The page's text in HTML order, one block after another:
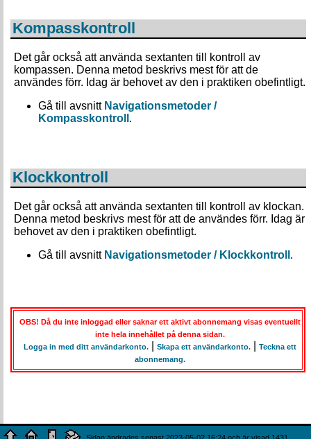
Kompasskontroll
Det går också att använda sextanten till kontroll av
kompassen. Denna metod beskrivs mest för att de
användes förr. Idag är behovet av den i praktiken obefintligt.
Gå till avsnitt Navigationsmetoder /
Kompasskontroll .
Klockkontroll
Det går också att använda sextanten till kontroll av klockan.
Denna metod beskrivs mest för att de användes förr. Idag är
behovet av den i praktiken obefintligt.
Gå till avsnitt Navigationsmetoder / Klockkontroll .
OBS! Då du inte inloggad eller saknar ett aktivt abonnemang visas eventuellt
inte hela innehållet på denna sidan.
Logga in med ditt användarkonto.| Skapa ett användarkonto.|
Teckna ett
abonnemang.